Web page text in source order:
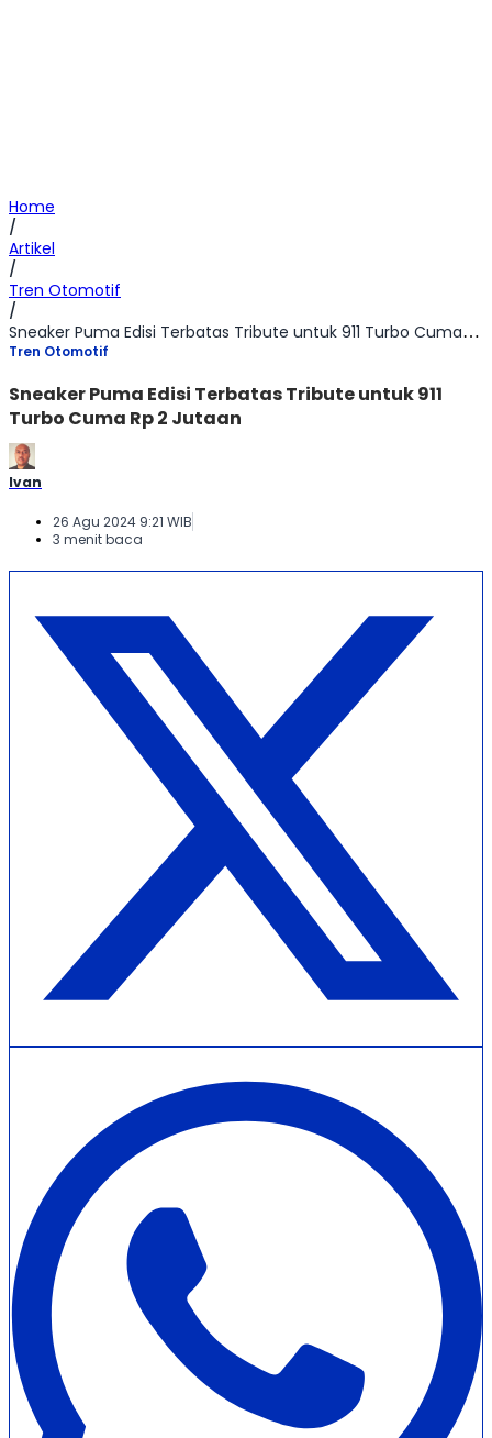
Home
/
Artikel
/
Tren Otomotif
/
Sneaker Puma Edisi Terbatas Tribute untuk 911 Turbo Cuma Rp 2 Jutaan
Tren Otomotif
Sneaker Puma Edisi Terbatas Tribute untuk 911
Turbo Cuma Rp 2 Jutaan
Ivan
26 Agu 2024 9:21 WIB
3 menit baca